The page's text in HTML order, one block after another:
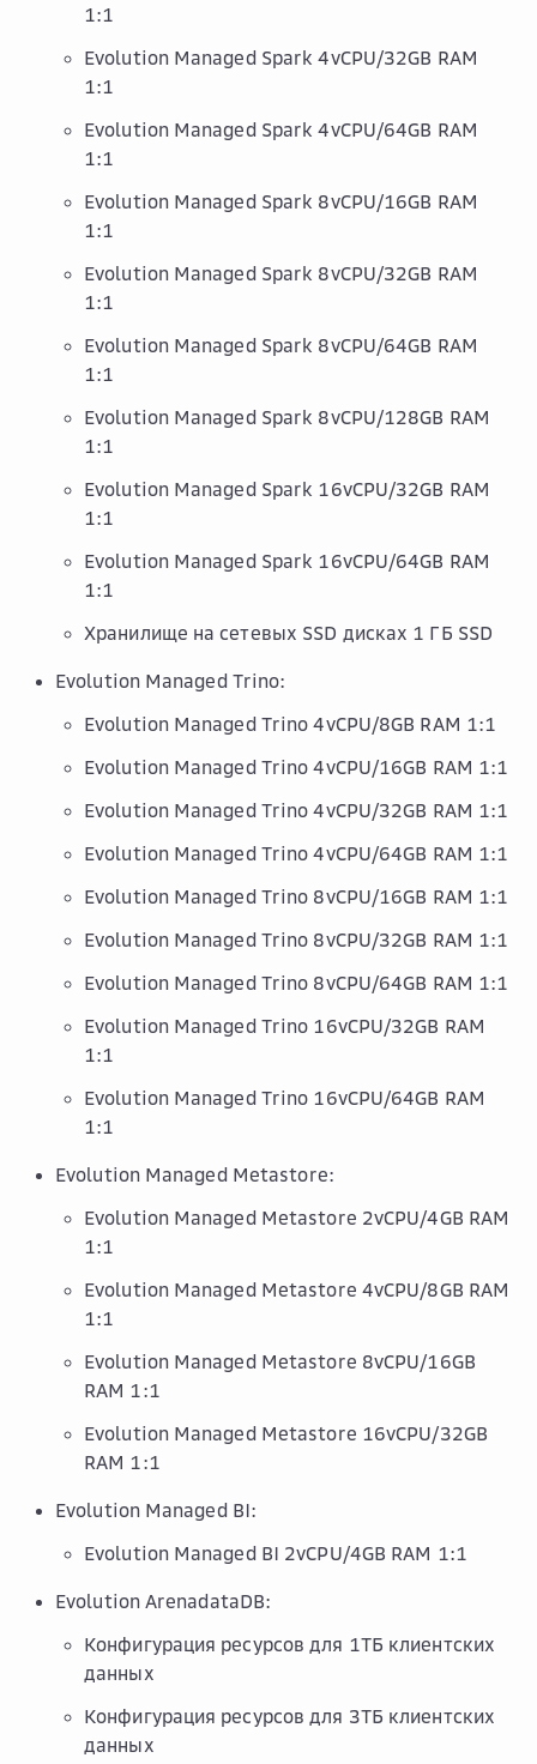
1:1
Evolution Managed Spark 4vCPU/32GB RAM
1:1
Evolution Managed Spark 4vCPU/64GB RAM
1:1
Evolution Managed Spark 8vCPU/16GB RAM
1:1
Evolution Managed Spark 8vCPU/32GB RAM
1:1
Evolution Managed Spark 8vCPU/64GB RAM
1:1
Evolution Managed Spark 8vCPU/128GB RAM
1:1
Evolution Managed Spark 16vCPU/32GB RAM
1:1
Evolution Managed Spark 16vCPU/64GB RAM
1:1
Хранилище на сетевых SSD дисках 1 ГБ SSD
Evolution Managed Trino:
Evolution Managed Trino 4vCPU/8GB RAM 1:1
Evolution Managed Trino 4vCPU/16GB RAM 1:1
Evolution Managed Trino 4vCPU/32GB RAM 1:1
Evolution Managed Trino 4vCPU/64GB RAM 1:1
Evolution Managed Trino 8vCPU/16GB RAM 1:1
Evolution Managed Trino 8vCPU/32GB RAM 1:1
Evolution Managed Trino 8vCPU/64GB RAM 1:1
Evolution Managed Trino 16vCPU/32GB RAM
1:1
Evolution Managed Trino 16vCPU/64GB RAM
1:1
Evolution Managed Metastore:
Evolution Managed Metastore 2vCPU/4GB RAM
1:1
Evolution Managed Metastore 4vCPU/8GB RAM
1:1
Evolution Managed Metastore 8vCPU/16GB
RAM 1:1
Evolution Managed Metastore 16vCPU/32GB
RAM 1:1
Evolution Managed BI:
Evolution Managed BI 2vCPU/4GB RAM 1:1
Evolution ArenadataDB:
Конфигурация ресурсов для 1ТБ клиентских
данных
Конфигурация ресурсов для 3ТБ клиентских
данных